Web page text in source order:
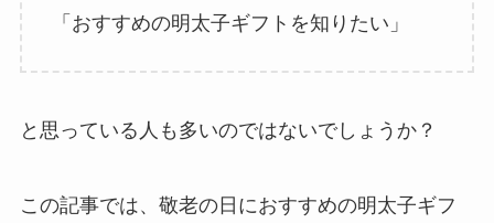
「おすすめの明太子ギフトを知りたい」
と思っている人も多いのではないでしょうか？
この記事では、敬老の日におすすめの明太子ギフ